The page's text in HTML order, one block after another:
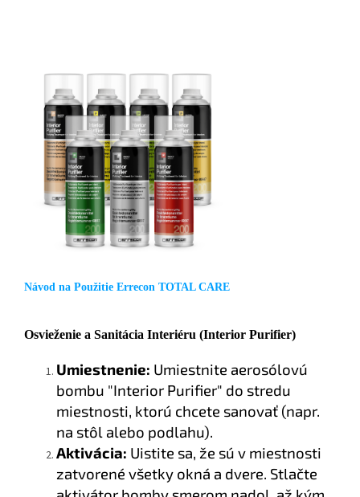
Návod na Použitie Errecon TOTAL CARE
Osvieženie a Sanitácia Interiéru (Interior Purifier)
Umiestnenie: Umiestnite aerosólovú
bombu "Interior Purifier" do stredu
miestnosti, ktorú chcete sanovať (napr.
na stôl alebo podlahu).
Aktivácia: Uistite sa, že sú v miestnosti
zatvorené všetky okná a dvere. Stlačte